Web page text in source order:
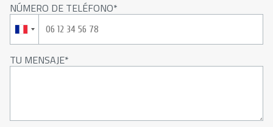
NÚMERO DE TELÉFONO
TU MENSAJE